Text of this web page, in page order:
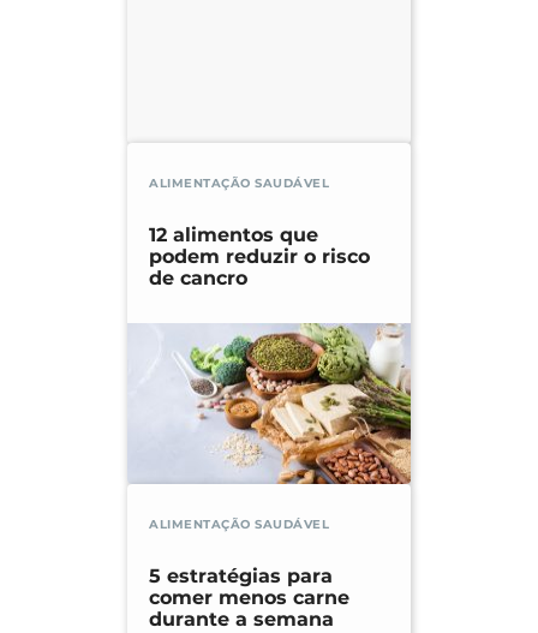
ALIMENTAÇÃO SAUDÁVEL
12 alimentos que
podem reduzir o risco
de cancro
ALIMENTAÇÃO SAUDÁVEL
5 estratégias para
comer menos carne
durante a semana